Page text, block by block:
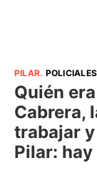
PILAR. POLICIALES
Quién
Cabrera,
trabajar
Pilar: